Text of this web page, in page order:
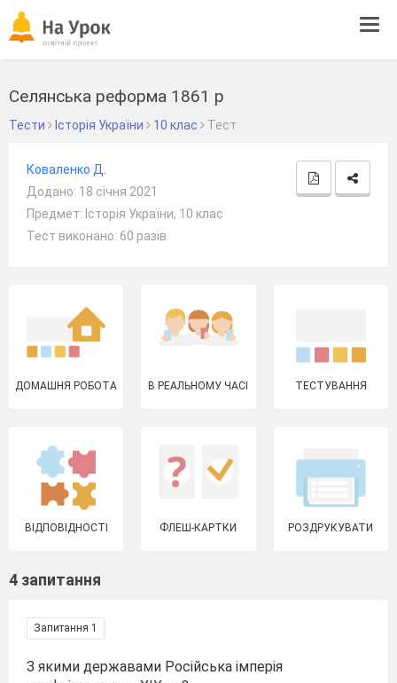
Селянська реформа 1861 р
Тести Історія України 10 клас Тест
Коваленко Д.
Додано: 18 січня 2021
Предмет: Історія України, 10 клас
Тест виконано: 60 разів
ДОМАШНЯ РОБОТА В РЕАЛЬНОМУ ЧАСІ ТЕСТУВАННЯ
ВІДПОВІДНОСТІ ФЛЕШ-КАРТКИ РОЗДРУКУВАТИ
4 запитання
Запитання 1
З якими державами Російська імперія